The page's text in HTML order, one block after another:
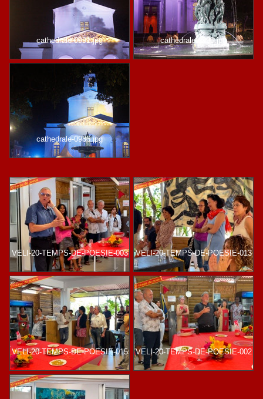
cathedrale-0991.jpg cathedrale-0993.jpg
cathedrale-0986.jpg
VELI-20-TEMPS-DE-POESIE-003 VELI-20-TEMPS-DE-POESIE-013
VELI-20-TEMPS-DE-POESIE-015 VELI-20-TEMPS-DE-POESIE-002